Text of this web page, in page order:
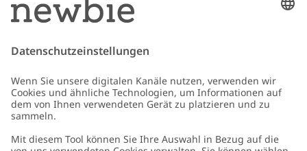
oder Angeboten kombinierbar. Gilt nicht für limitierte Artikel. Bitte
überprüfe deinen Spam-Ordner. Lies unsere
Schicken